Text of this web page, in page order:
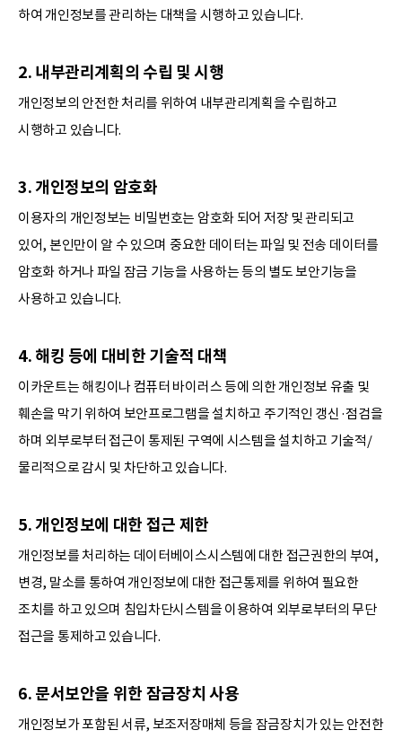
하여 개인정보를 관리하는 대책을 시행하고 있습니다.
2. 내부관리계획의 수립 및 시행
개인정보의 안전한 처리를 위하여 내부관리계획을 수립하고
시행하고 있습니다.
3. 개인정보의 암호화
이용자의 개인정보는 비밀번호는 암호화 되어 저장 및 관리되고
있어, 본인만이 알 수 있으며 중요한 데이터는 파일 및 전송 데이터를
암호화 하거나 파일 잠금 기능을 사용하는 등의 별도 보안기능을
사용하고 있습니다.
4. 해킹 등에 대비한 기술적 대책
이카운트는 해킹이나 컴퓨터 바이러스 등에 의한 개인정보 유출 및
훼손을 막기 위하여 보안프로그램을 설치하고 주기적인 갱신·점검을
하며 외부로부터 접근이 통제된 구역에 시스템을 설치하고 기술적/
물리적으로 감시 및 차단하고 있습니다.
5. 개인정보에 대한 접근 제한
개인정보를 처리하는 데이터베이스시스템에 대한 접근권한의 부여,
변경, 말소를 통하여 개인정보에 대한 접근통제를 위하여 필요한
조치를 하고 있으며 침입차단시스템을 이용하여 외부로부터의 무단
접근을 통제하고 있습니다.
6. 문서보안을 위한 잠금장치 사용
개인정보가 포함된 서류, 보조저장매체 등을 잠금장치가 있는 안전한